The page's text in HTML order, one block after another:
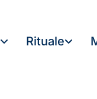
Rituale